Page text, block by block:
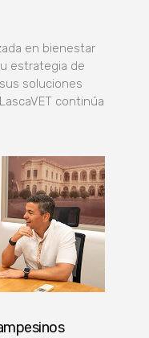
en bienestar
estrategia de
soluciones
continúa